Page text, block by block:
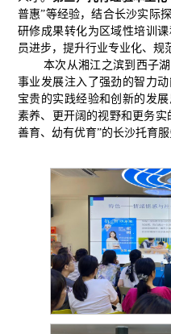
普惠”等经验，结合长沙实际
研修成果转化为区域性培训
员进步，提升行业专业化、规
本次从湘江之滨到西子
事业发展注入了强劲的智力
宝贵的实践经验和创新的发
素养、更开阔的视野和更务
善育、幼有优育”的长沙托育服